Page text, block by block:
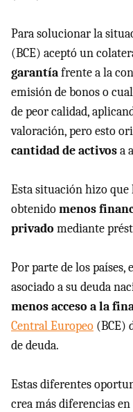
Para solucionar la
(BCE) aceptó un
garantíafrente a la
emisión de bonos o
de peor calidad,
valoración, pero esto
cantidad de activosa
Esta situación hizo que
obtenidomenos
privado mediante
Por parte de los
asociado a su deuda
menos acceso a la
Central Europeo (BCE)
de deuda.
Estas diferentes
crea más diferencias